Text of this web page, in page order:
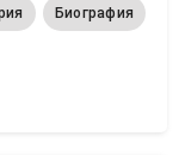
Биография